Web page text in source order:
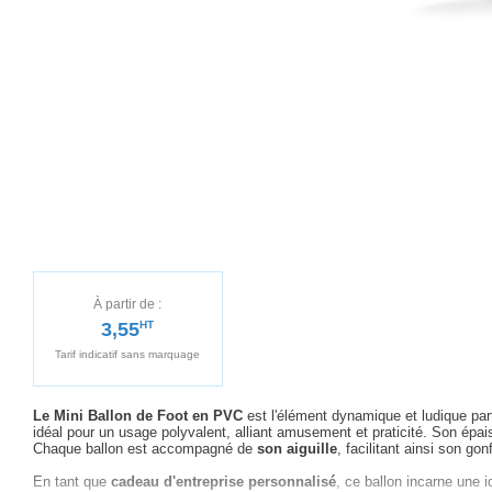
À partir de :
3,55HT
Tarif indicatif sans marquage
Le Mini Ballon de Foot en PVC est l'élément dynamique et ludique
idéal pour un usage polyvalent, alliant amusement et praticité. Son
Chaque ballon est accompagné de son aiguille, facilitant ainsi son
En tant que cadeau d'entreprise personnalisé, ce ballon incarne une